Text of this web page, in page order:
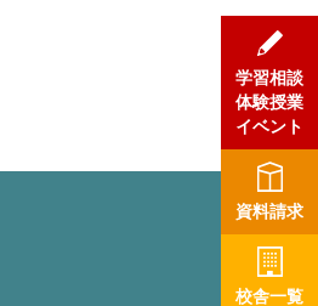
学習相談
体験授業
イベント
資料請求
校舎一覧